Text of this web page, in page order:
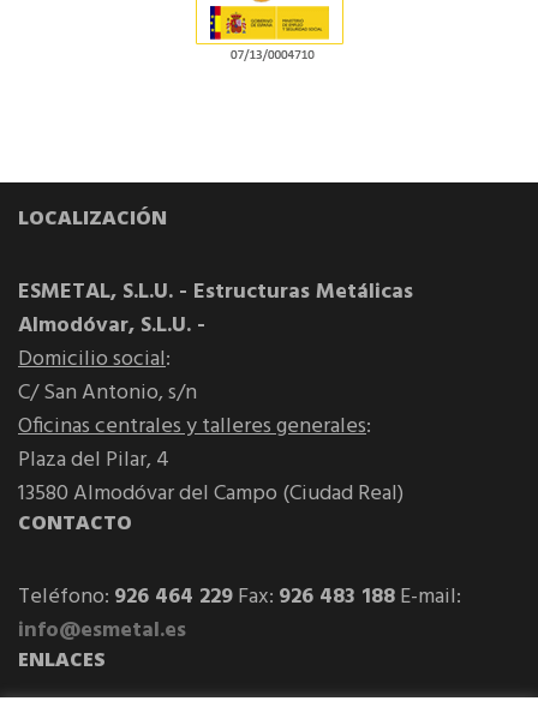
LOCALIZACIÓN
ESMETAL, S.L.U. - Estructuras Metálicas
Almodóvar, S.L.U. -
Domicilio social:
C/ San Antonio, s/n
Oficinas centrales y talleres generales:
Plaza del Pilar, 4
13580 Almodóvar del Campo (Ciudad Real)
CONTACTO
Teléfono: 926 464 229Fax: 926 483 188E-mail:
info@esmetal.es
ENLACES